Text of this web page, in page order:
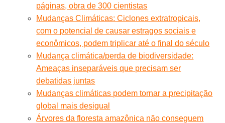
páginas, obra de 300 cientistas
Mudanças Climáticas: Ciclones extratropicais,
com o potencial de causar estragos sociais e
econômicos, podem triplicar até o final do século
Mudança climática/perda de biodiversidade:
Ameaças inseparáveis que precisam ser
debatidas juntas
Mudanças climáticas podem tornar a precipitação
global mais desigual
Árvores da floresta amazônica não conseguem